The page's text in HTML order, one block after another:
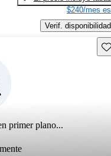
$240/mes
Verif. disponibilidad
primer plano...